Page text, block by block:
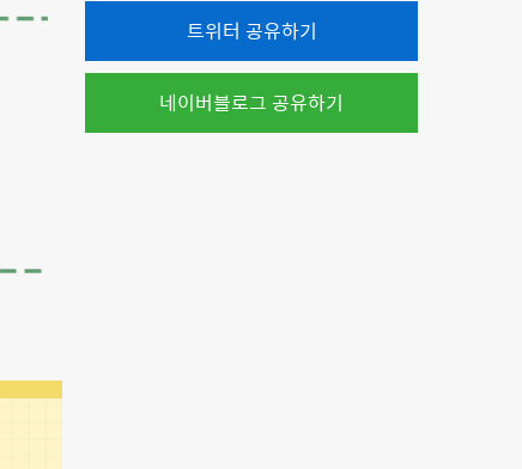
트위터 공유하기
네이버블로그 공유하기